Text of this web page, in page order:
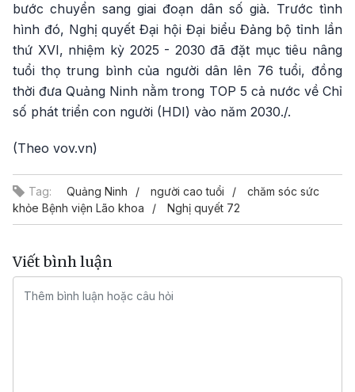
bước chuyển sang giai đoạn dân số già. Trước tình
hình đó, Nghị quyết Đại hội Đại biểu Đảng bộ tỉnh lần
thứ XVI, nhiệm kỳ 2025 - 2030 đã đặt mục tiêu nâng
tuổi thọ trung bình của người dân lên 76 tuổi, đồng
thời đưa Quảng Ninh nằm trong TOP 5 cả nước về Chỉ
số phát triển con người (HDI) vào năm 2030./.
(Theo vov.vn)
Tag: Quảng Ninh người cao tuổi
chăm sóc sức
khỏe Bệnh viện Lão khoa
Nghị quyết 72
Viết bình luận